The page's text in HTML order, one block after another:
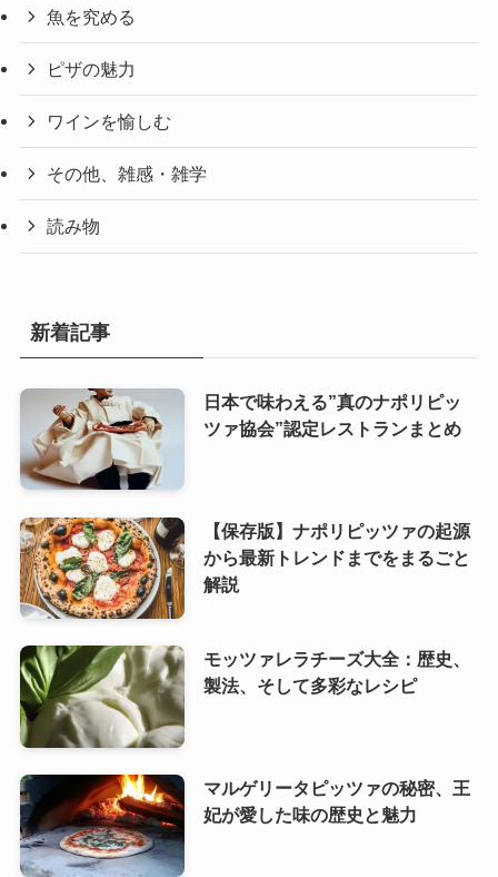
魚を究める
ピザの魅力
ワインを愉しむ
その他、雑感・雑学
読み物
新着記事
日本で味わえる”真のナポリピッ
ツァ協会”認定レストランまとめ
【保存版】ナポリピッツァの起源
から最新トレンドまでをまるごと
解説
モッツァレラチーズ大全：歴史、
製法、そして多彩なレシピ
マルゲリータピッツァの秘密、王
妃が愛した味の歴史と魅力